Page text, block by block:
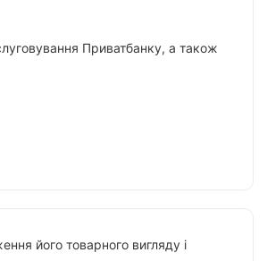
Приватбанку, а також
його товарного вигляду і